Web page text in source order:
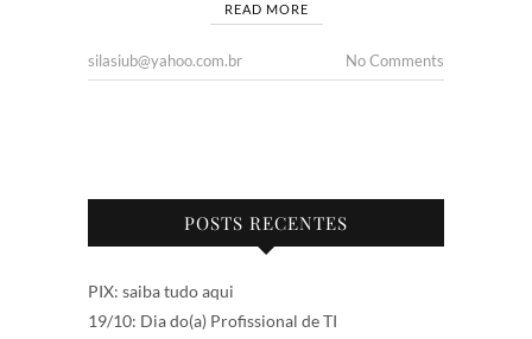
READ MORE
silasiub@yahoo.com.br No Comments
POSTS RECENTES
PIX: saiba tudo aqui
19/10: Dia do(a) Profissional de TI